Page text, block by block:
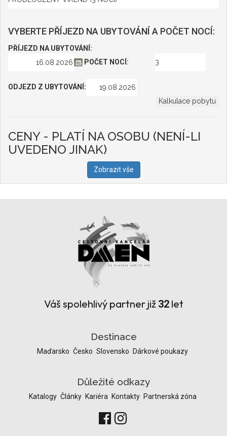
VYBERTE PŘÍJEZD NA UBYTOVÁNÍ A POČET NOCÍ:
PŘÍJEZD NA UBYTOVÁNÍ:
POČET NOCÍ:
ODJEZD Z UBYTOVÁNÍ:
CENY - PLATÍ NA OSOBU (NENÍ-LI
UVEDENO JINAK)
Zobrazit vše
Váš spolehlivý partner již 32let
Destinace
Maďarsko Česko Slovensko Dárkové poukazy
Důležité odkazy
Katalogy Články Kariéra Kontakty Partnerská zóna